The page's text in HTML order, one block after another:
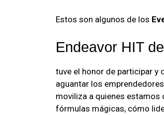
Estos son algunos de los
Endeavor HIT
tuve el honor de participar y
aguantar los
moviliza a quienes estamos
fórmulas mágicas, cómo